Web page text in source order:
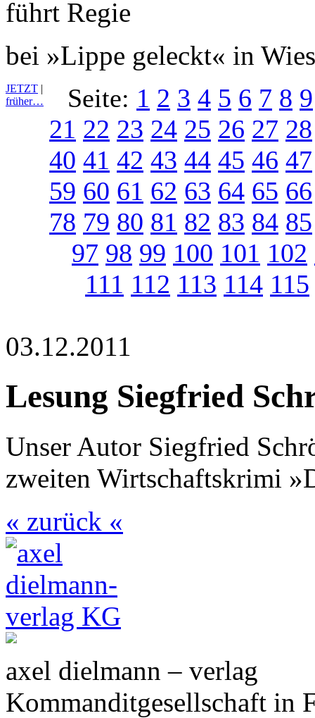
bei »Lippe geleckt« in
JETZT |
früher…
Seite: 1 2 3 4 5 6 7 8 9
21 22 23 24 25 26 27 28
40 41 42 43 44 45 46 47
59 60 61 62 63 64 65 66
78 79 80 81 82 83 84 85
97 98 99 100 101 102
111 112 113 114 115
03.12.2011
Lesung Siegfried
Unser Autor Siegfried
zweiten Wirtschaftskrimi
« zurück «
axel dielmann – verlag
Kommanditgesellschaft in